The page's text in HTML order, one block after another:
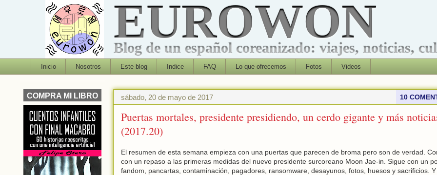
EUROWON
Blog de un español coreanizado: viajes, noticias,
Inicio Nosotros Este blog Indice FAQ Lo que ofrecemos Fotos Videos
sábado, 20 de mayo de 2017 10
Puertas mortales, presidente presidiendo, un cerdo gigante y más
(2017.20)
El resumen de esta semana empieza con una puertas que parecen de broma pero son de verdad.
con un repaso a las primeras medidas del nuevo presidente surcoreano Moon Jae-in. Sigue con un
fandom, pancartas, contaminación, pagadores, ransomware, desayunos, fotos, huesos y sacrificios. Y
COMPRA MI LIBRO